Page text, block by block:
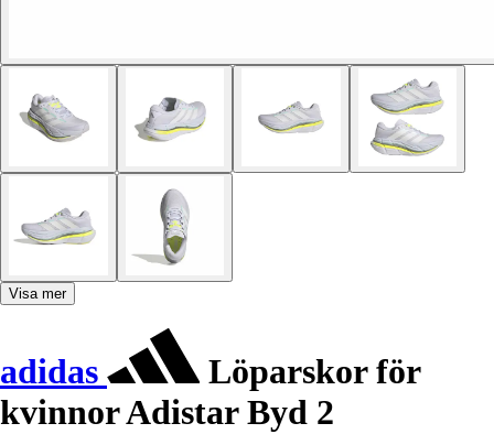
Visa mer
adidas
Löparskor för
kvinnor Adistar Byd 2